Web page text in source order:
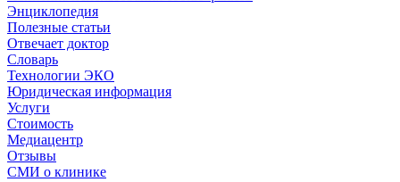
Энциклопедия
Полезные статьи
Отвечает доктор
Словарь
Технологии ЭКО
Юридическая информация
Услуги
Стоимость
Медиацентр
Отзывы
СМИ о клинике